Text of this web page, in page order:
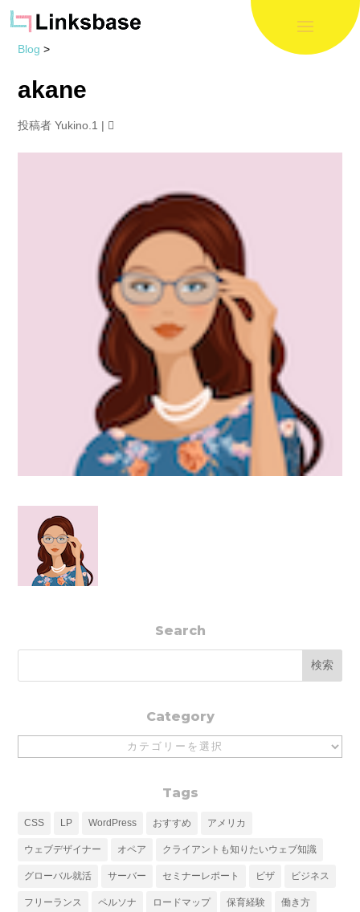
Blog >
akane
投稿者Yukino.1 |
Search
Category
Tags
CSS LP WordPress おすすめ アメリカ
ウェブデザイナー オペア クライアントも知りたいウェブ知識
グローバル就活 サーバー セミナーレポート ビザ ビジネス
フリーランス ペルソナ ロードマップ 保育経験 働き方